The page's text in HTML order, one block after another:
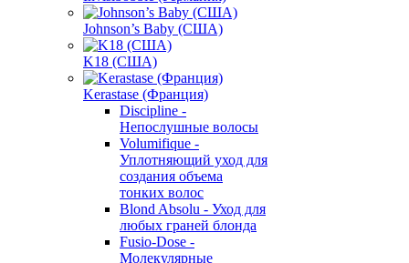
Johnson’s Baby (США)
K18 (США)
Kerastase (Франция)
Discipline -
Непослушные волосы
Volumifique -
Уплотняющий уход для
создания объема
тонких волос
Blond Absolu - Уход для
любых граней блонда
Fusio-Dose -
Молекулярные